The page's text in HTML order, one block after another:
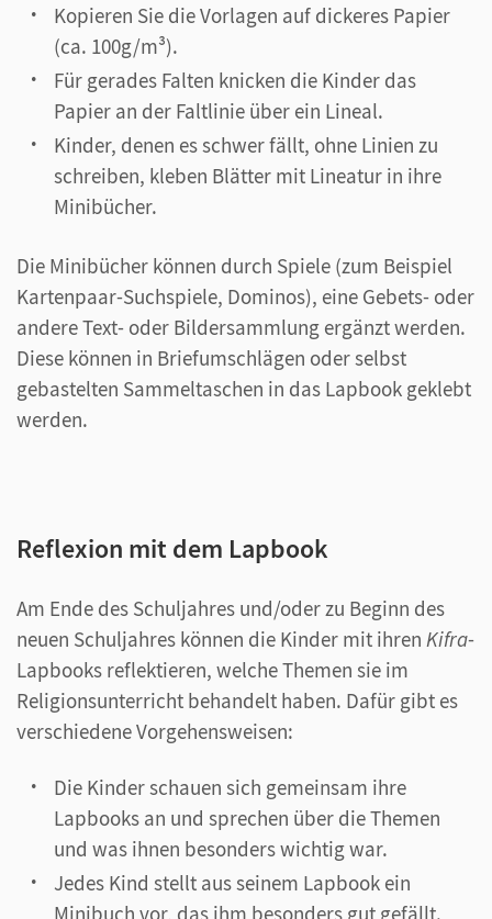
Kopieren Sie die Vorlagen auf dickeres Papier
(ca. 100g/m³).
Für gerades Falten knicken die Kinder das
Papier an der Faltlinie über ein Lineal.
Kinder, denen es schwer fällt, ohne Linien zu
schreiben, kleben Blätter mit Lineatur in ihre
Minibücher.
Die Minibücher können durch Spiele (zum Beispiel
Kartenpaar-Suchspiele, Dominos), eine Gebets- oder
andere Text- oder Bildersammlung ergänzt werden.
Diese können in Briefumschlägen oder selbst
gebastelten Sammeltaschen in das Lapbook geklebt
werden.
Reflexion mit dem Lapbook
Am Ende des Schuljahres und/oder zu Beginn des
neuen Schuljahres können die Kinder mit ihren Kifra-
Lapbooks reflektieren, welche Themen sie im
Religionsunterricht behandelt haben. Dafür gibt es
verschiedene Vorgehensweisen:
Die Kinder schauen sich gemeinsam ihre
Lapbooks an und sprechen über die Themen
und was ihnen besonders wichtig war.
Jedes Kind stellt aus seinem Lapbook ein
Minibuch vor, das ihm besonders gut gefällt.